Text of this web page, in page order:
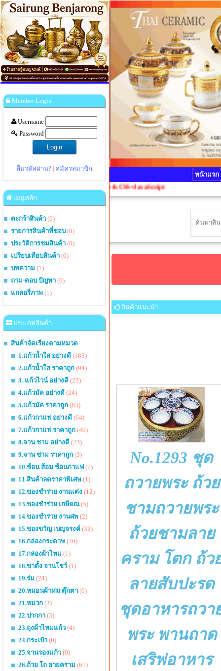
Member Login
Username
Password
ลืมรหัสผ่าน? | สมัครสมาชิก
เมนูหลัก
ตะกร้าสินค้า (0)
รายการสินค้าที่ชอบ (0)
ประวัติการชมสินค้า (0)
เปรียบเทียบสินค้า (0)
บทความ (1)
ถาม-ตอบ ปัญหา (0)
แกลอรี่ภาพ (1)
ประเภทสินค้า
สินค้าจัดเรียงตามหมวด
1.แก้วน้ำใส อย่างดี (183)
2.แก้วน้ำใส ราคาถูก (94)
3. แก้วไวน์ อย่างดี (23)
4.แก้วมัค อย่างดี (24)
5.แก้วมัค ราคาถูก (63)
6.แก้วกาแฟ อย่างดี (64)
7.แก้วกาแฟ ราคาถูก (40)
8.จาน ชาม อย่างดี (23)
9.จาน ชาม ราคาถูก (3)
10.ช้อน ส้อม ช้อนกาแฟ (7)
11.สินค้าลดราคาพิเศษ (1)
12.ของชำร่วย งานแต่ง (12)
13.ของชำร่วย เกษียณ(5)
14.ของชำร่วย งานศพ (2)
15.ของขวัญ เบญจรงค์ (32)
16.กล่องกระดาษ (70)
17.กล่องผ้าไหม (1)
18.ขาตั้ง จานโชว์ (1)
19.ร่ม (24)
20.หมอนผ้าห่ม ตุ๊กตา (0)
21.หมวก (3)
22.ปากกา (3)
23.ถุงผ้าไหมแก้ว (4)
24.กระเป๋า (0)
25.จานรองแก้ว (0)
26.ถ้วย โถ ลายคราม (61)
หน้าแรก
Ctrl+F5 1 ครั้งเพื่อ Refresh CSS+JavaScript
สินค้าแนะนำ
No.1293 ชุด
ถวายพระ ถ้วย
ชามถวายพระ
ถ้วยชามลาย
คราม โตก ถ้ว
ลายสับปะรด
ชุดอาหารถวา
พระ พานถาด
เสริฟอาหาร